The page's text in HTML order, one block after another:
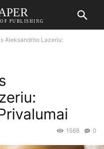
PUBLISHING
Aleksandrito Lazeriu:
0
1568